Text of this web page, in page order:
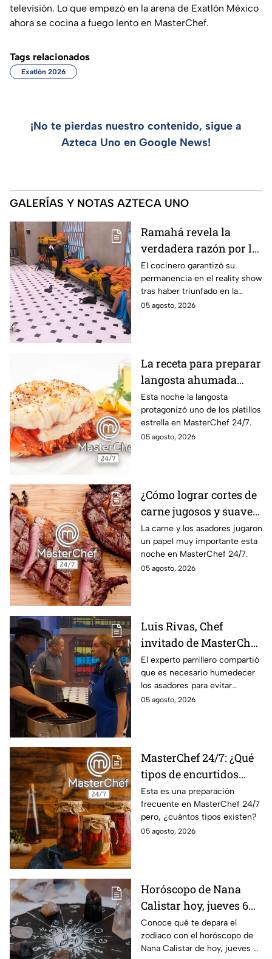
televisión. Lo que empezó en la arena de Exatlón México
ahora se cocina a fuego lento en MasterChef.
Tags relacionados
Exatlón 2026
¡No te pierdas nuestro contenido, sigue a
Azteca Uno en Google News!
GALERÍAS Y NOTAS AZTECA UNO
Ramahá revela la
verdadera razón por la
que subió a Daniela al
balcón de MasterChef
24/7
El cocinero garantizó su
permanencia en el reality show
tras haber triunfado en la
pasada batalla por equipos
05 agosto, 2026
La receta para preparar
langosta ahumada
como en MasterChef
24/7
Esta noche la langosta
protagonizó uno de los platillos
estrella en MasterChef 24/7.
05 agosto, 2026
¿Cómo lograr cortes de
carne jugosos y suaves
al estilo MasterChef
24/7?
La carne y los asadores jugaron
un papel muy importante esta
noche en MasterChef 24/7.
05 agosto, 2026
Luis Rivas, Chef
invitado de MasterChef
24/7 destaca la
importancia del agua
para la preparación de
cualquier asado
El experto parrillero compartió
que es necesario humedecer
los asadores para evitar
accidentes
05 agosto, 2026
MasterChef 24/7: ¿Qué
tipos de encurtidos
hay?
Esta es una preparación
frecuente en MasterChef 24/7
pero, ¿cuántos tipos existen?
05 agosto, 2026
Horóscopo de Nana
Calistar hoy, jueves 6
de agosto: a estos
signos se les abren las
puertas del dinero
Conoce qué te depara el
zodiaco con el horóscopo de
Nana Calistar de hoy, jueves 6